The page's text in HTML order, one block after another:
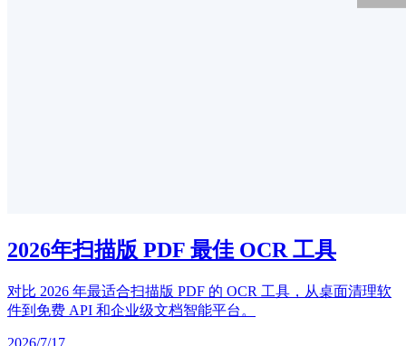
2026年扫描版 PDF 最佳 OCR 工具
对比 2026 年最适合扫描版 PDF 的 OCR 工具，从桌面清理软
件到免费 API 和企业级文档智能平台。
2026/7/17